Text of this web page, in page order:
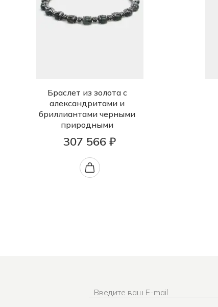
Браслет из золота с
александритами и
бриллиантами черными
природными
307 566 ₽
Введите ваш E-mail